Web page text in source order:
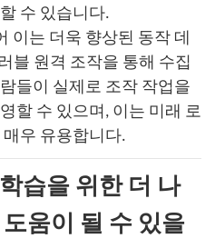
수 있습니다.
이는 더욱 향상된 동작 데
블 원격 조작을 통해 수집
들이 실제로 조작 작업을
할 수 있으며, 이는 미래 로
우 유용합니다.
습을 위한 더 나
움이 될 수 있을